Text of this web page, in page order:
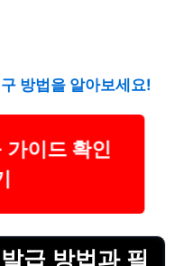
방법을 알아보세요!
이드 확인
급 방법과 필